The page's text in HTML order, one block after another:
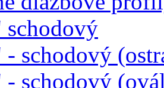
schodový
schodový